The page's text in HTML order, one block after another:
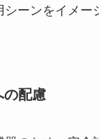
シーンをイメー
の配慮